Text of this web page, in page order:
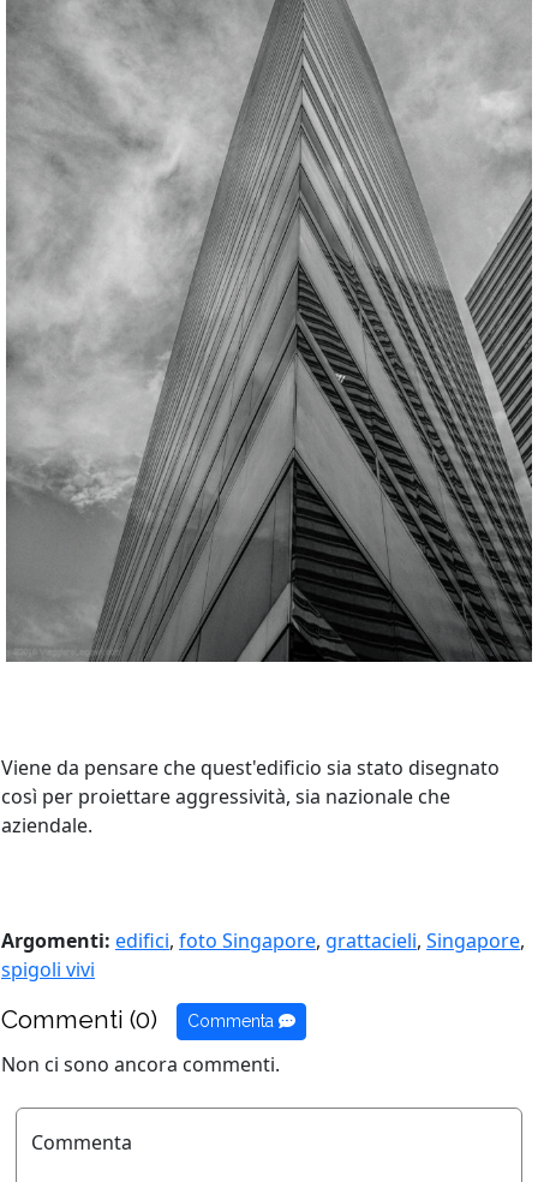
Viene da pensare che quest'edificio sia stato disegnato
così per proiettare aggressività, sia nazionale che
aziendale.
Argomenti: edifici, foto Singapore, grattacieli, Singapore,
spigoli vivi
Commenti (0) Commenta
Non ci sono ancora commenti.
Commenta